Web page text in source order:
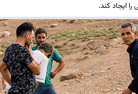
ایجاد کند.